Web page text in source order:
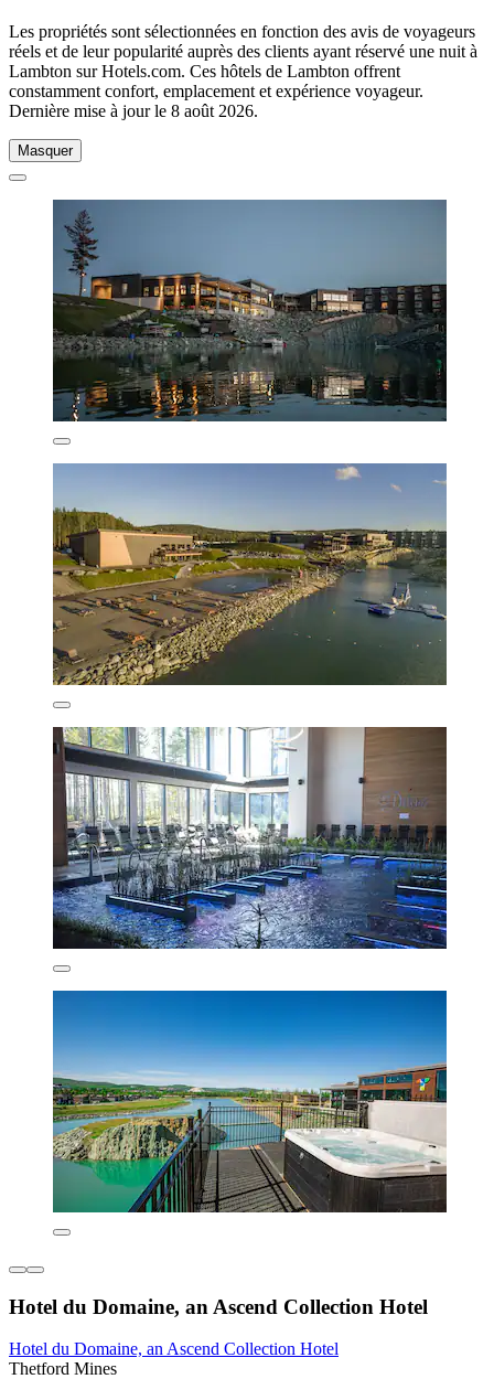
Les propriétés sont sélectionnées en fonction des avis de voyageurs
réels et de leur popularité auprès des clients ayant réservé une nuit à
Lambton sur Hotels.com. Ces hôtels de Lambton offrent
constamment confort, emplacement et expérience voyageur.
Dernière mise à jour le 8 août 2026.
Masquer
Hotel du Domaine, an Ascend Collection Hotel
Hotel du Domaine, an Ascend Collection Hotel
Thetford Mines